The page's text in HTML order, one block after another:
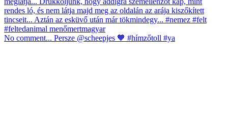
No comment... Persze @scheepjes 🧡 #hímzőtoll #ya